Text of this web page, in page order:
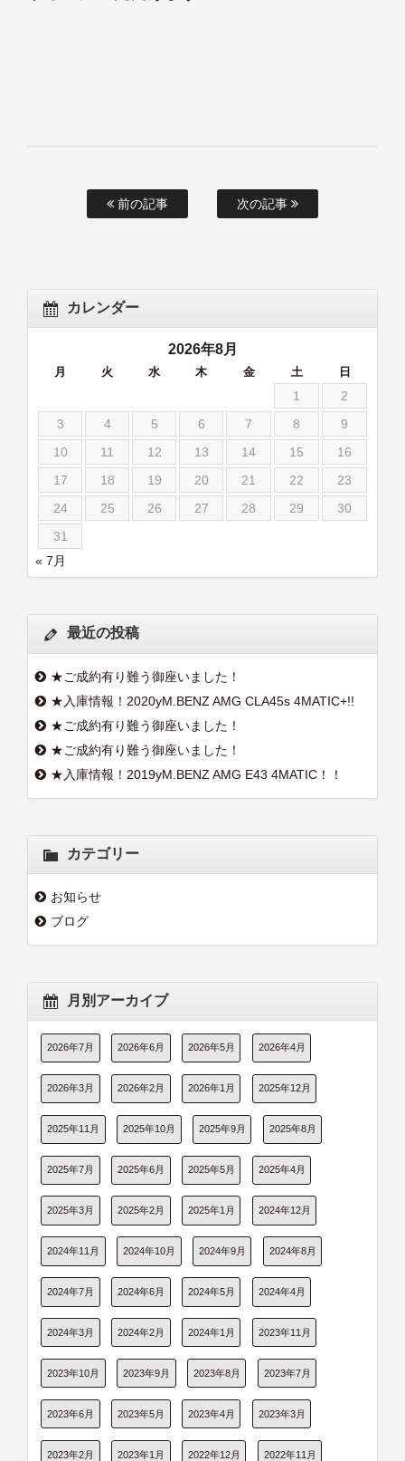
前の記事 次の記事
カレンダー
2026年8月
月 火 水 木 金 土 日
1
2
3
4 5 6 7 8
9
10
11 12 13 14 15
16
17
18 19 20 21 22
23
24
25 26 27 28 29
30
31
« 7月
最近の投稿
★ご成約有り難う御座いました！
★入庫情報！2020yM.BENZ AMG CLA45s 4MATIC+!!
★ご成約有り難う御座いました！
★ご成約有り難う御座いました！
★入庫情報！2019yM.BENZ AMG E43 4MATIC！！
カテゴリー
お知らせ
ブログ
月別アーカイブ
2026年7月 2026年6月 2026年5月 2026年4月
2026年3月 2026年2月 2026年1月 2025年12月
2025年11月 2025年10月 2025年9月 2025年8月
2025年7月 2025年6月 2025年5月 2025年4月
2025年3月 2025年2月 2025年1月 2024年12月
2024年11月 2024年10月 2024年9月 2024年8月
2024年7月 2024年6月 2024年5月 2024年4月
2024年3月 2024年2月 2024年1月 2023年11月
2023年10月 2023年9月 2023年8月 2023年7月
2023年6月 2023年5月 2023年4月 2023年3月
2023年2月 2023年1月 2022年12月 2022年11月